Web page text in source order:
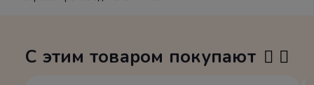
С этим товаром покупают